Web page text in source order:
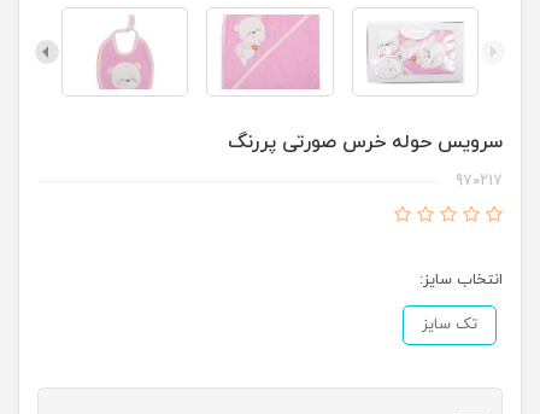
سرویس حوله خرس صورتی پررنگ
970217
انتخاب سایز:
تک سایز